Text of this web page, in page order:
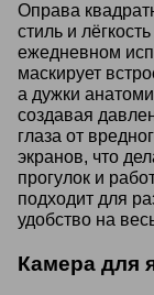
Оправа
стиль и
ежедневном
маскирует
а дужки
создавая
глаза от
экранов, что
прогулок и
подходит для
удобство на
Камера для